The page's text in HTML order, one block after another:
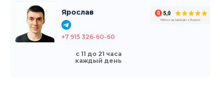
Ярослав
+7 915 326-60-60
с 11 до 21 часа
каждый день